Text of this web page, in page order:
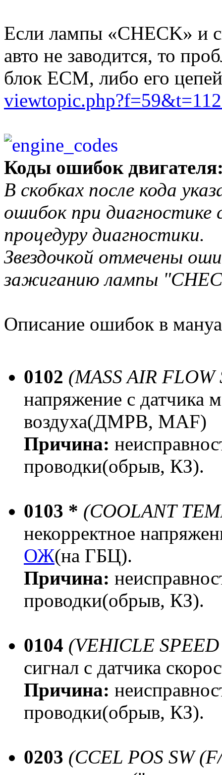
Если лампы «CHECK» и
авто не заводится, то
блок ECM, либо его
Коды ошибок
В скобках после кода
ошибок при диагностике
процедуру диагностики.
Звездочкой отмечены
зажиганию лампы
Описание ошибок в
0102 (MASS AIR
напряжение с датчика
воздуха(ДМРВ, MAF)
Причина:
проводки(обрыв, КЗ).
0103 * (COOLANT
некорректное
ОЖ(на ГБЦ).
Причина:
проводки(обрыв, КЗ).
0104 (VEHICLE
сигнал с датчика
Причина:
проводки(обрыв, КЗ).
0203 (CCEL POS SW